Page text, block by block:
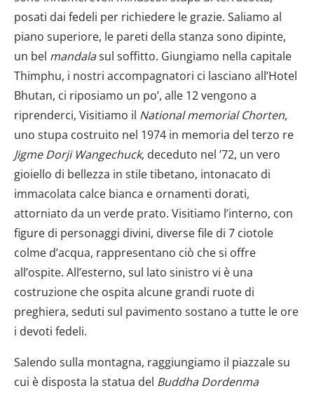
posati dai fedeli per richiedere le grazie. Saliamo al
piano superiore, le pareti della stanza sono dipinte,
un bel mandalasul soffitto. Giungiamo nella capitale
Thimphu, i nostri accompagnatori ci lasciano all’Hotel
Bhutan, ci riposiamo un po’, alle 12 vengono a
riprenderci, Visitiamo il National memorial Chorten,
uno stupa costruito nel 1974 in memoria del terzo re
Jigme Dorji Wangechuck, deceduto nel ’72, un vero
gioiello di bellezza in stile tibetano, intonacato di
immacolata calce bianca e ornamenti dorati,
attorniato da un verde prato. Visitiamo l’interno, con
figure di personaggi divini, diverse file di 7 ciotole
colme d’acqua, rappresentano ciò che si offre
all’ospite. All’esterno, sul lato sinistro vi è una
costruzione che ospita alcune grandi ruote di
preghiera, seduti sul pavimento sostano a tutte le ore
i devoti fedeli.
Salendo sulla montagna, raggiungiamo il piazzale su
cui è disposta la statua del Buddha Dordenma